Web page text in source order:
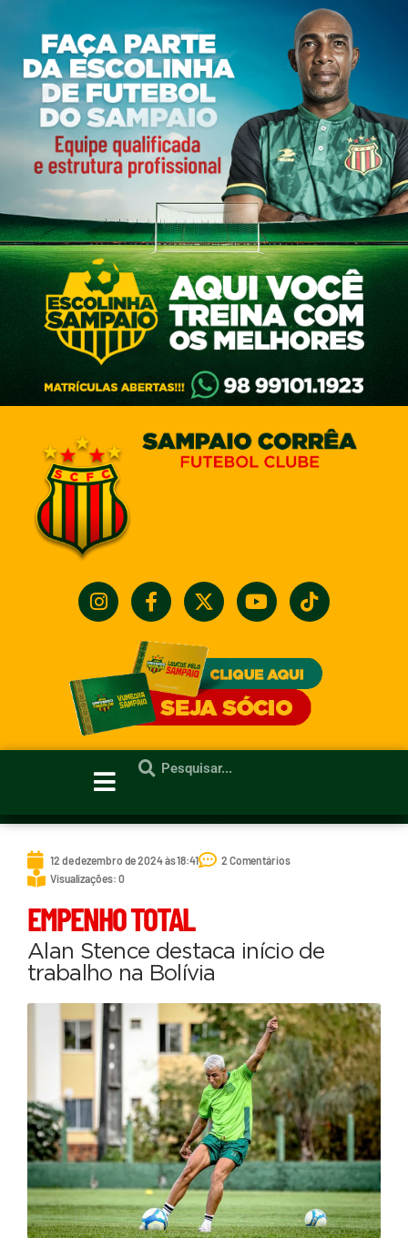
12 de dezembro de 2024 às 18:41
2 Comentários
Visualizações: 0
EMPENHO TOTAL
Alan Stence destaca início de
trabalho na Bolívia